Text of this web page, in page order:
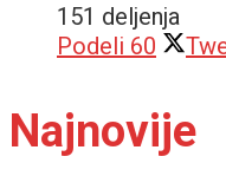
151 deljenja
Podeli 60
Najnovije